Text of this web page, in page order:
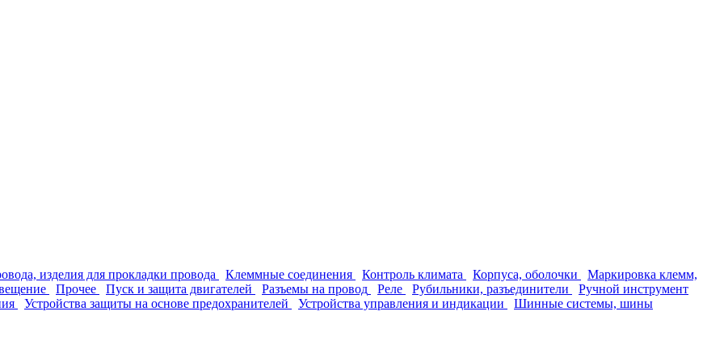
изделия для прокладки провода Клеммные соединения Контроль климата Корпуса, оболочки
Маркировка клемм,
Прочее Пуск и защита двигателей Разъемы на провод Реле Рубильники, разъединители
Ручной инструмент
Устройства защиты на основе предохранителей Устройства управления и индикации
Шинные системы, шины